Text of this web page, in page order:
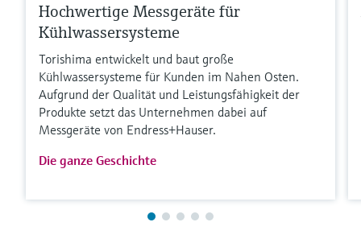
Hochwertige Messgeräte für
Kühlwassersysteme
Torishima entwickelt und baut große
Kühlwassersysteme für Kunden im Nahen Osten.
Aufgrund der Qualität und Leistungsfähigkeit der
Produkte setzt das Unternehmen dabei auf
Messgeräte von Endress+Hauser.
Die ganze Geschichte